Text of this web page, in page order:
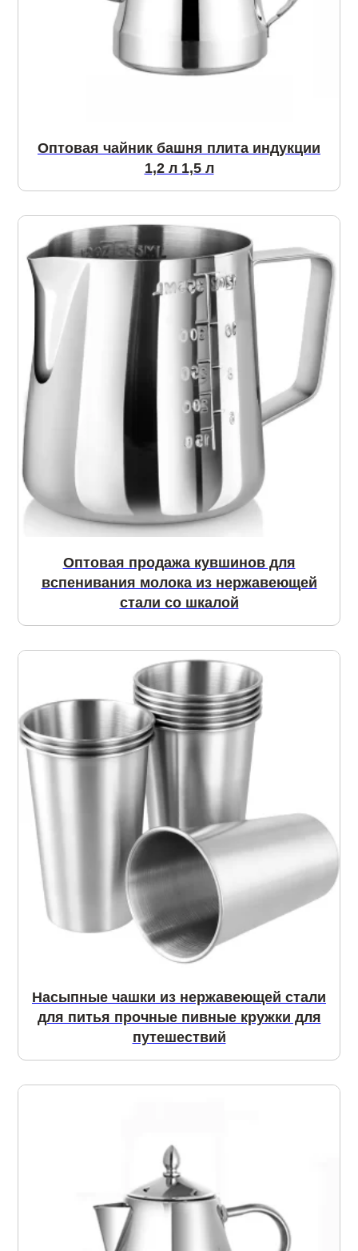
Оптовая чайник башня плита индукции
1,2 л 1,5 л
Оптовая продажа кувшинов для
вспенивания молока из нержавеющей
стали со шкалой
Насыпные чашки из нержавеющей стали
для питья прочные пивные кружки для
путешествий